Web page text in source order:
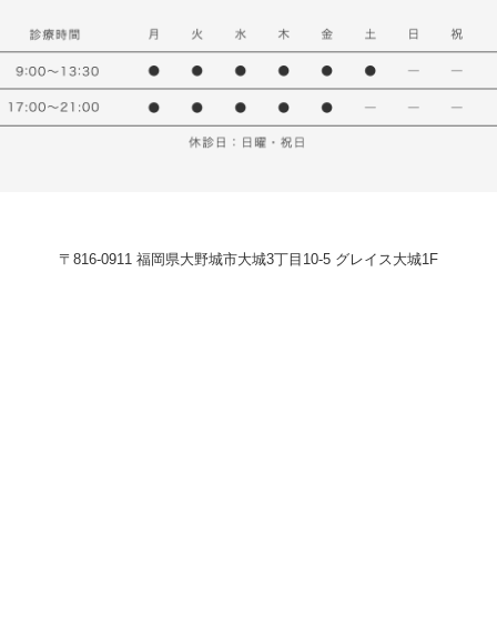
〒816-0911 福岡県大野城市大城3丁目10-5 グレイス大城1F